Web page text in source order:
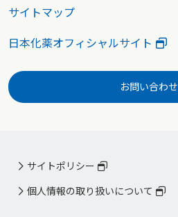
サイトマップ
日本化薬オフィシャルサイト
お問い合わせ
サイトポリシー
個人情報の取り扱いについて